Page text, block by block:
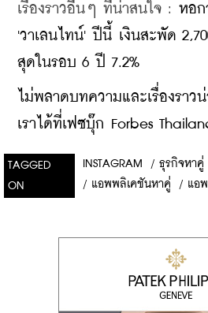
เรื่องราวอื่นๆ ที่น่าสนใจ : หอก
'วาเลนไทน์' ปีนี้ เงินสะพัด
สุดในรอบ 6 ปี 7.2%
ไม่พลาดบทความและเรื่องรา
เราได้ที่เฟซบุ๊ก Forbes
TAGGED
ON
INSTAGRAM / ธุรกิจหาคู่
/ แอพพลิเคชันหาคู่ / แอ